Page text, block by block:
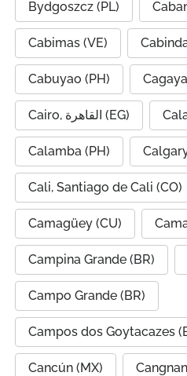
Bydgoszcz (PL)
Cabimas (VE)
Cabuyao (PH)
Cairo, القاهرة (EG)
Calamba (PH)
Cali, Santiago de Cali (CO)
Camagüey (CU)
Campina Grande (BR)
Campo Grande (BR)
Campos dos Goytacazes
Cancún (MX)